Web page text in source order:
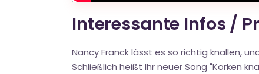
Interessante Infos /
Nancy Franck lässt es so richtig knallen,
Schließlich heißt Ihr neuer Song "Korken